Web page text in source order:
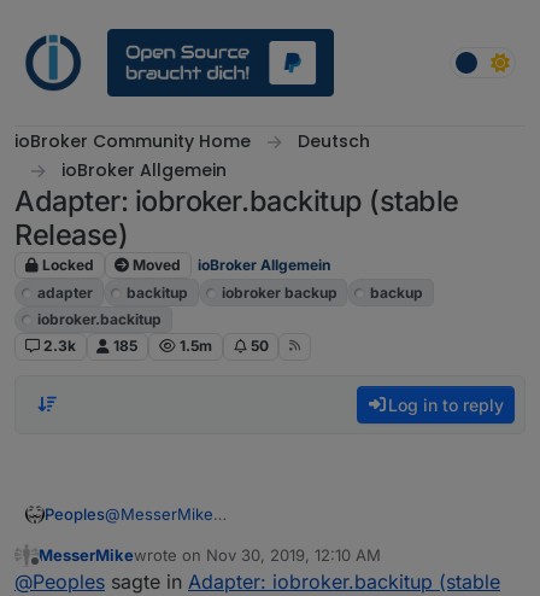
ioBroker Community Home
Deutsch
ioBroker Allgemein
Adapter: iobroker.backitup (stable
Release)
Locked Moved
ioBroker Allgemein
adapter
backitup iobroker backup
backup
iobroker.backitup
2.3k
185 1.5m 50
Log in to reply
Peoples@MesserMike
Aber so bist du dir dann selbst wenigstens sicher
Offline
MesserMikewrote on Nov 30, 2019, 12:10 AM
last edited by
@Peoples sagte in Adapter: iobroker.backitup (stable